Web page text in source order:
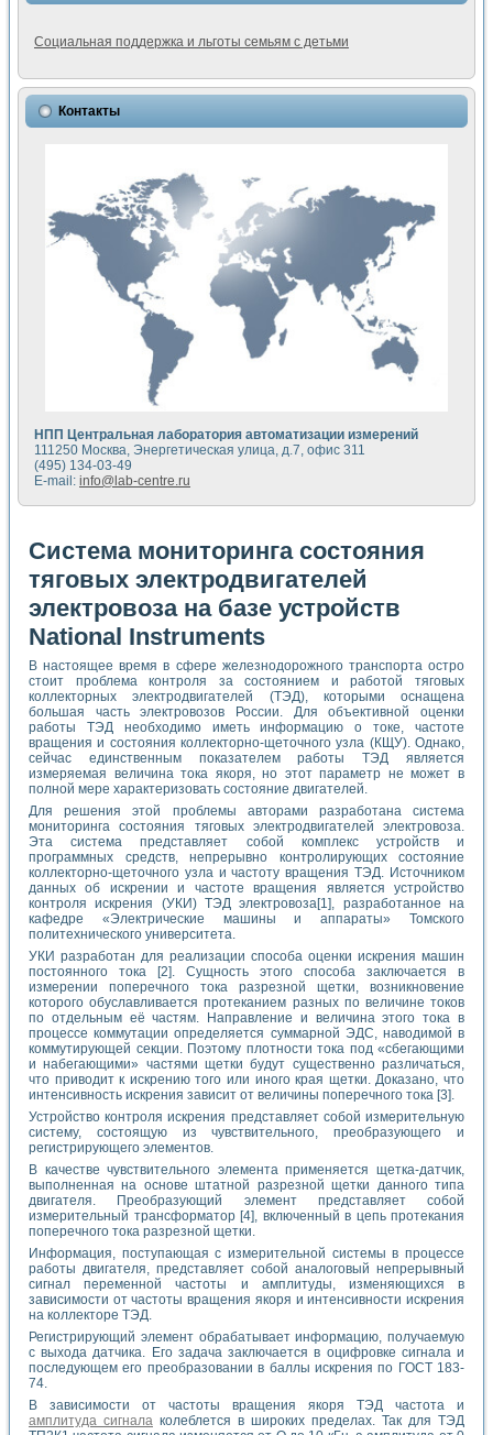
Социальная поддержка и льготы семьям с детьми
Контакты
НПП Центральная лаборатория автоматизации измерений
111250 Москва, Энергетическая улица, д.7, офис 311
(495) 134-03-49
E-mail: info@lab-centre.ru
Система мониторинга состояния
тяговых электродвигателей
электровоза на базе устройств
National Instruments
В настоящее время в сфере железнодорожного транспорта остро
стоит проблема контроля за состоянием и работой тяговых
коллекторных электродвигателей (ТЭД), которыми оснащена
большая часть электровозов России. Для объективной оценки
работы ТЭД необходимо иметь информацию о токе, частоте
вращения и состояния коллекторно-щеточного узла (КЩУ). Однако,
сейчас единственным показателем работы ТЭД является
измеряемая величина тока якоря, но этот параметр не может в
полной мере характеризовать состояние двигателей.
Для решения этой проблемы авторами разработана система
мониторинга состояния тяговых электродвигателей электровоза.
Эта система представляет собой комплекс устройств и
программных средств, непрерывно контролирующих состояние
коллекторно-щеточного узла и частоту вращения ТЭД. Источником
данных об искрении и частоте вращения является устройство
контроля искрения (УКИ) ТЭД электровоза[1], разработанное на
кафедре «Электрические машины и аппараты» Томского
политехнического университета.
УКИ разработан для реализации способа оценки искрения машин
постоянного тока [2]. Сущность этого способа заключается в
измерении поперечного тока разрезной щетки, возникновение
которого обуславливается протеканием разных по величине токов
по отдельным её частям. Направление и величина этого тока в
процессе коммутации определяется суммарной ЭДС, наводимой в
коммутирующей секции. Поэтому плотности тока под «сбегающими
и набегающими» частями щетки будут существенно различаться,
что приводит к искрению того или иного края щетки. Доказано, что
интенсивность искрения зависит от величины поперечного тока [3].
Устройство контроля искрения представляет собой измерительную
систему, состоящую из чувствительного, преобразующего и
регистрирующего элементов.
В качестве чувствительного элемента применяется щетка-датчик,
выполненная на основе штатной разрезной щетки данного типа
двигателя. Преобразующий элемент представляет собой
измерительный трансформатор [4], включенный в цепь протекания
поперечного тока разрезной щетки.
Информация, поступающая с измерительной системы в процессе
работы двигателя, представляет собой аналоговый непрерывный
сигнал переменной частоты и амплитуды, изменяющихся в
зависимости от частоты вращения якоря и интенсивности искрения
на коллекторе ТЭД.
Регистрирующий элемент обрабатывает информацию, получаемую
с выхода датчика. Его задача заключается в оцифровке сигнала и
последующем его преобразовании в баллы искрения по ГОСТ 183-
74.
В зависимости от частоты вращения якоря ТЭД частота и
амплитуда сигнала колеблется в широких пределах. Так для ТЭД